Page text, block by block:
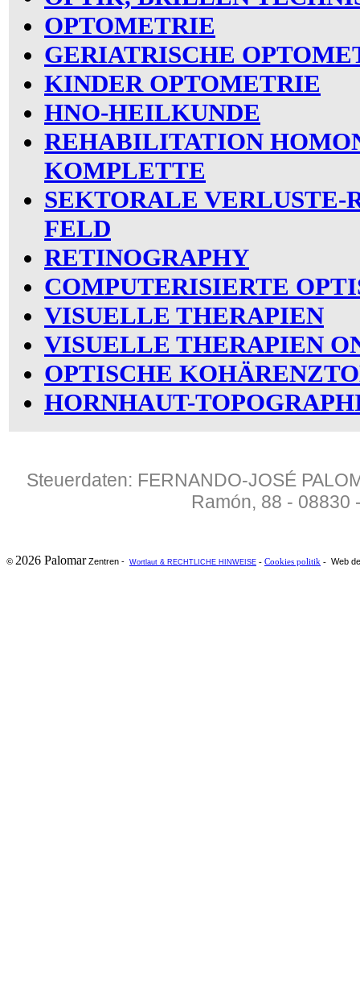
OPTOMETRIE
GERIATRISCHE
KINDER OPTOMETRIE
HNO-HEILKUNDE
REHABILITATION
KOMPLETTE
SEKTORALE
FELD
RETINOGRAPHY
COMPUTERISIERTE
VISUELLE THERAPIEN
VISUELLE THERAPIEN
OPTISCHE
HORNHAUT-
Steuerdaten: FERNANDO-JOSÉ
Ramón, 88 - 08830
© 2026 PalomarZentren - Wortlaut & RECHTLICHE HINWEISE - Cookies politik - Web